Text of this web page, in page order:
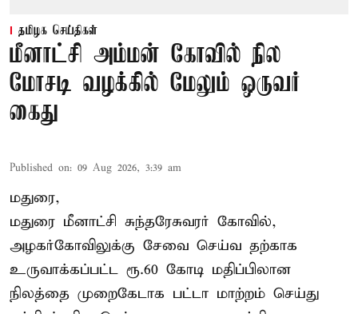
தமிழக செய்திகள்
மீனாட்சி அம்மன் கோவில் நில
மோசடி வழக்கில் மேலும் ஒருவர்
கைது
Published on: 09 Aug 2026, 3:39 am
மதுரை,
மதுரை மீனாட்சி சுந்தரேசுவரர் கோவில்,
அழகர்கோவிலுக்கு சேவை செய்வ தற்காக
உருவாக்கப்பட்ட ரூ.60 கோடி மதிப்பிலான
நிலத்தை முறைகேடாக பட்டா மாற்றம் செய்து